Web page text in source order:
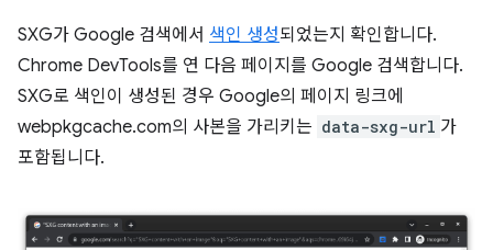
SXG가 Google 검색에서 색인 생성되었는지 확인합니다.
Chrome DevTools를 연 다음 페이지를 Google 검색합니다.
SXG로 색인이 생성된 경우 Google의 페이지 링크에
webpkgcache.com의 사본을 가리키는 data-sxg-url 가
포함됩니다.